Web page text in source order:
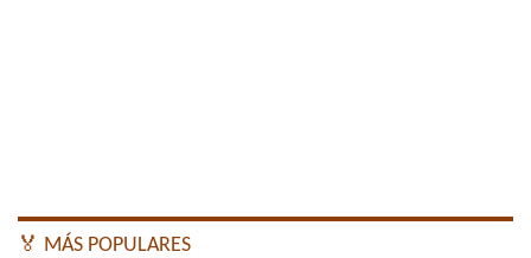
🏅 MÁS POPULARES